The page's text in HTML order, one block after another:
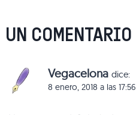
UN COMENTARIO
Vegacelona dice:
8 enero, 2018 a las 17:56